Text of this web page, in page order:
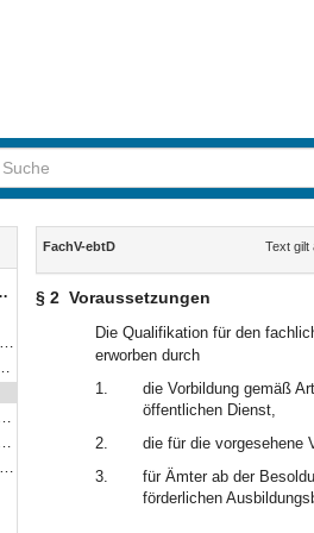
Inhalt
FachV-ebtD Text gilt
§ 2 Voraussetzungen
Die Qualifikation für den
erworben durch
1.
die Vorbildung gemäß
öffentlichen Dienst,
2.
die für die vorgesehene
3.
für Ämter ab der
förderlichen